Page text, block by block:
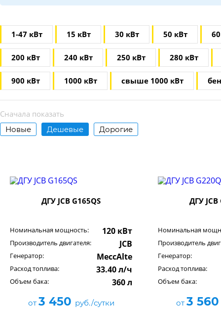
1-47 кВт 15 кВт 30 кВт 50 кВт
200 кВт 240 кВт 250 кВт 280 кВт
900 кВт 1000 кВт свыше 1000 кВт
Сначала показать
Новые Дешевые Дорогие
ДГУ JCB G165QS
Номинальная мощность: 120 кВт
Производитель двигателя: JCB
Генератор: MeccAlte
Расход топлива: 33.40 л/ч
Объем бака: 360 л
от 3 450 руб./сутки
ДГУ JCB
Номинальная
Производитель
Генератор:
Расход топлива:
Объем бака:
от 3